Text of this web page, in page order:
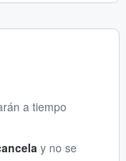
a tiempo
y no se